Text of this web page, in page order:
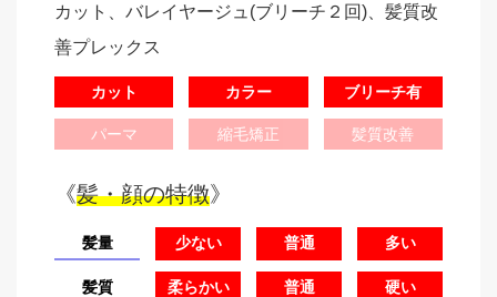
カット、バレイヤージュ(ブリーチ２回)、髪質改
善プレックス
カット カラー ブリーチ有
パーマ 縮毛矯正 髪質改善
《髪・顔の特徴》
髪量 少ない 普通 多い
髪質 柔らかい 普通 硬い